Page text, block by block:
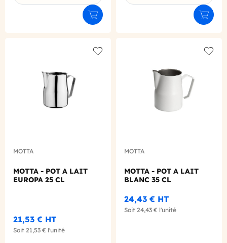
Ajouter au panier
MOTTA
MOTTA - POT A LAIT
EUROPA 25 CL
21,53 € HT
Soit 21,53 € l'unité
MOTTA
MOTTA - POT A LAIT
BLANC 35 CL
24,43 € HT
Soit 24,43 € l'unité